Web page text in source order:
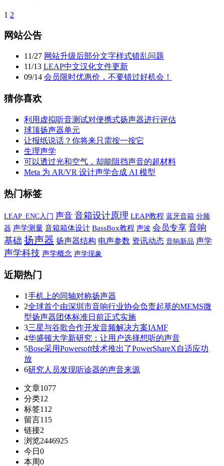
1 2
网站公告
11/27 网站升级后部分文字样式错乱问题
11/13 LEAP中文汉化文件更新
09/14 会员限时优惠价，不要错过好机会！
猜你喜欢
利用虚拟听音测试对便携式扬声器进行评估
球顶扬声器单元
让报纸说话？你将来只需按一按它
生理声学
可以透过光和空气，却能阻挡声音的超材料
Meta 为 AR/VR 设计声学合成 AI 模型
热门标签
LEAP_ENC入门 声音 音箱设计原理 LEAP教程 蓝牙音箱 分频
器 声学测量 音箱箱体设计 BassBox教程 声波 会员专享 音响
基础 扬声器 扬声器结构 电声参数 资讯动态 音响新品 声学
声学科技 声学概念 声学现象
近期热门
1手机上的同轴对称扬声器
2全球首个由深圳市音响行业协会负责起草的MEMS微
型扬声器团体标准日前正式实施
3三星与谷歌合作开发音频解决方案IAMF
4华盛顿大学新研究：让用户选择想听的声音
5Bose采用Powersoft技术推出了PowerShareX自适应功
放
6研究人员发现听诊器的声音来源
文章1077
分类12
标签112
留言115
链接2
浏览2446925
今日 0
本周0